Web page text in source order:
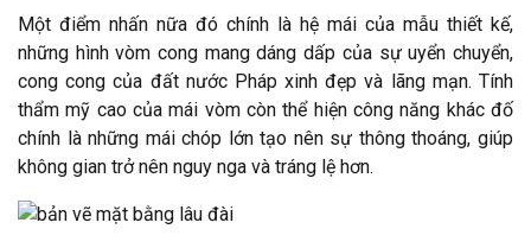
Một điểm nhấn nữa đó chính là hệ mái của mẫu thiết kế,
những hình vòm cong mang dáng dấp của sự uyển chuyển,
cong cong của đất nước Pháp xinh đẹp và lãng mạn. Tính
thẩm mỹ cao của mái vòm còn thể hiện công năng khác đố
chính là những mái chóp lớn tạo nên sự thông thoáng, giúp
không gian trở nên nguy nga và tráng lệ hơn.